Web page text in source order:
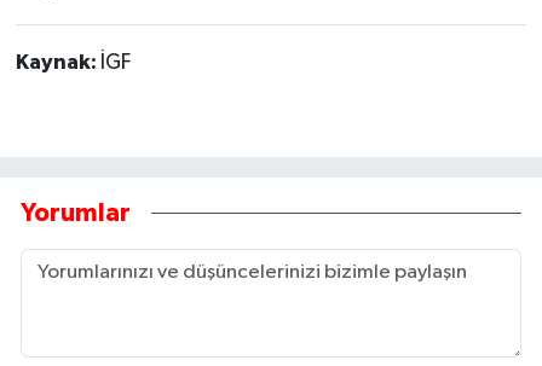
Kaynak: İGF
Yorumlar